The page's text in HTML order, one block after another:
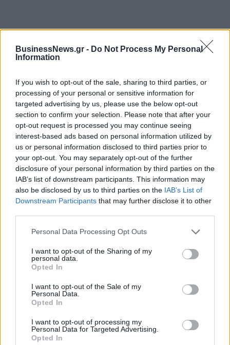
BusinessNews.gr - Do Not Process My Personal
Information
If you wish to opt-out of the sale, sharing to third parties, or
processing of your personal or sensitive information for
targeted advertising by us, please use the below opt-out
section to confirm your selection. Please note that after your
opt-out request is processed you may continue seeing
interest-based ads based on personal information utilized by
us or personal information disclosed to third parties prior to
your opt-out. You may separately opt-out of the further
disclosure of your personal information by third parties on the
IAB’s list of downstream participants. This information may
also be disclosed by us to third parties on the IAB’s List of
Downstream Participants that may further disclose it to other
Personal Data Processing Opt Outs
I want to opt-out of the Sharing of my
personal data.
Opted In
I want to opt-out of the Sale of my
Personal Data.
Opted In
I want to opt-out of processing my
Personal Data for Targeted Advertising.
Opted In
ΡΟΗ ΕΙΔΗΣΕΩΝ
56.000 επιβάτες αναχωρούν σήμερα από τα
λιμάνια της Αττικής
08/08/2026 - 14:30 ΕΛΛΑΔΑ
Δυτική Αττική: Η επόμενη ημέρα μετά τις πυρκαγιές
– Τα έργα Antinero και η «μάχη» πριν από τις
βροχές
08/08/2026 - 14:08 ΕΛΛΑΔΑ
Ειδικό Χωροταξικό για τον Τουρισμό: Οι νέοι
κανόνες για επενδύσεις, νησιά και προορισμούς υπό
από τον e-ΕΦΚΑ και τη ΔΥΠΑ έως τις 14 Αυγούστου
08/08/2026 - 12:58
Οι Hamilton Reserve Bank και SEE Capital
Hamilton Ltd. συνάπτουν συμφωνία υπηρεσιών
μάρκετινγκ
08/08/2026 - 13:44 ΕΠΙΧΕΙΡΗΣΕΙΣ